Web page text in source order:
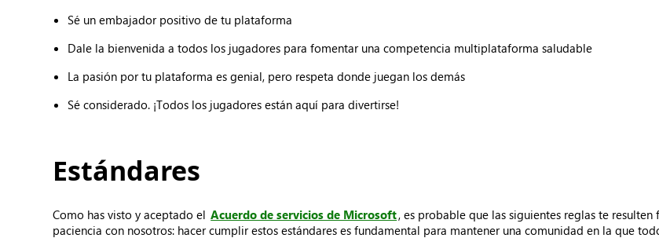
Sé un embajador positivo de tu plataforma
Dale la bienvenida a todos los jugadores para fomentar una competencia multiplataforma saludable
La pasión por tu plataforma es genial, pero respeta donde juegan los demás
Sé considerado. ¡Todos los jugadores están aquí para divertirse!
Estándares
Como has visto y aceptado el Acuerdo de servicios de Microsoft, es probable que las siguientes reglas te
paciencia con nosotros: hacer cumplir estos estándares es fundamental para mantener una comunidad en la que